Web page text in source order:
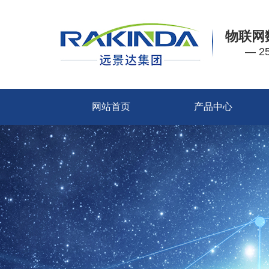
物联网
—
网站首页 产品中心